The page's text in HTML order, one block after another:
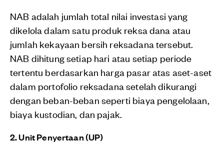
NAB adalah jumlah total nilai investasi yang
dikelola dalam satu produk reksa dana atau
jumlah kekayaan bersih reksadana tersebut.
NAB dihitung setiap hari atau setiap periode
tertentu berdasarkan harga pasar atas aset-aset
dalam portofolio reksadana setelah dikurangi
dengan beban-beban seperti biaya pengelolaan,
biaya kustodian, dan pajak.
2. Unit Penyertaan (UP)